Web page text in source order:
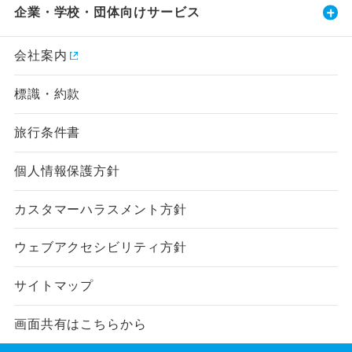
企業・学校・団体向けサービス
会社案内
標識・約款
旅行条件書
個人情報保護方針
カスタマーハラスメント方針
ウェブアクセシビリティ方針
サイトマップ
画面共有はこちらから